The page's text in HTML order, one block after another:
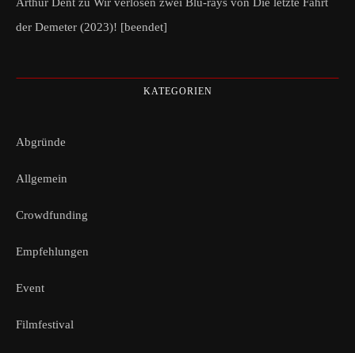
der Demeter (2023)! [beendet]
KATEGORIEN
Abgründe
Allgemein
Crowdfunding
Empfehlungen
Event
Filmfestival